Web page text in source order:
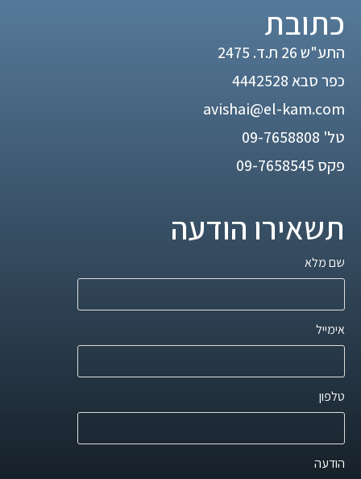
כתובת
התע"ש 26 ת.ד. 2475
כפר סבא 4442528
avishai@el-kam.com
טל' 09-7658808
פקס 09-7658545
תשאירו הודעה
שם מלא
אימייל
טלפון
הודעה